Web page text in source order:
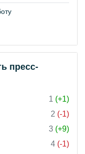
пресс-
1 (+1)
2 (-1)
3 (+9)
4 (-1)